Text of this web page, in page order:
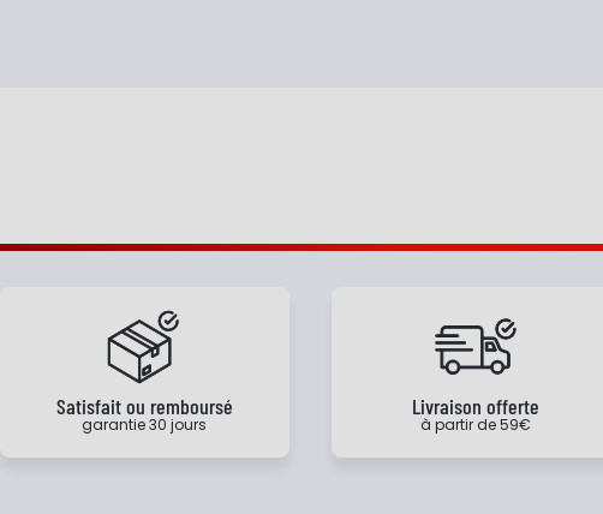
Satisfait ou remboursé
garantie 30 jours
Livraison offerte
à partir de 59€